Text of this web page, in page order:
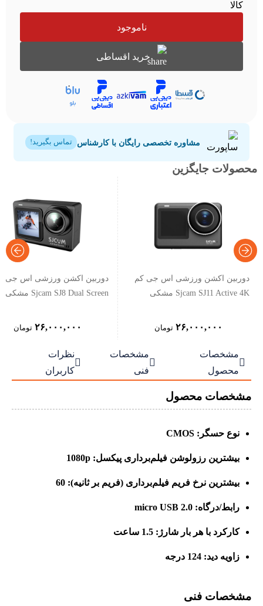
ناموجود
خرید اقساطی
مشاوره تخصصی رایگان با کارشناس تماس بگیرید!
محصولات جایگزین
دوربین اکشن ورزشی اس جی کم
Sjcam SJ11 Active 4K مشکی
۲۶,۰۰۰,۰۰۰ تومان
دوربین اکشن ورزشی اس جی
Sjcam SJ8 Dual Screen مشکی
۲۶,۰۰۰,۰۰۰ تومان

مشخصات
محصول

مشخصات
فنی

نظرات
کاربران
مشخصات محصول
نوع حسگر: CMOS
بیشترین رزولوشن فیلم‌برداری پیکسل: 1080p
بیشترین نرخ فریم فیلم‌برداری (فریم بر ثانیه): 60
رابط/درگاه: micro USB 2.0
کارکرد با هر بار شارژ: 1.5 ساعت
زاویه دید: 124 درجه
مشخصات فنی